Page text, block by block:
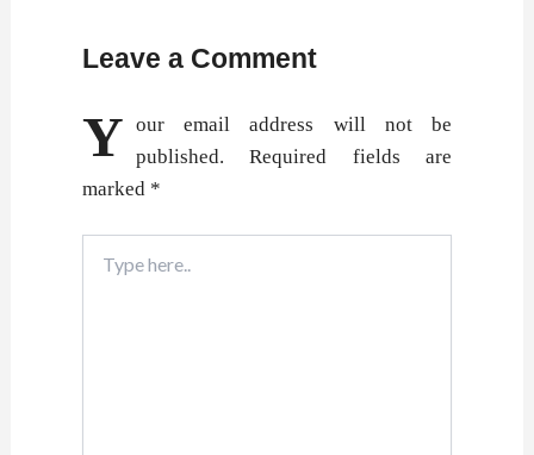
Leave a Comment
Y our email address will not be
published.
Required fields are
marked *
here..